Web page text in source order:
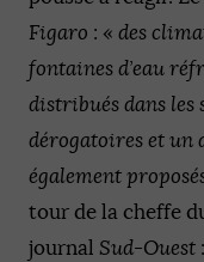
Figaro : « des
fontaines d’eau
distribués dans les
dérogatoires et
également
tour de la cheffe
journal Sud-Ouest